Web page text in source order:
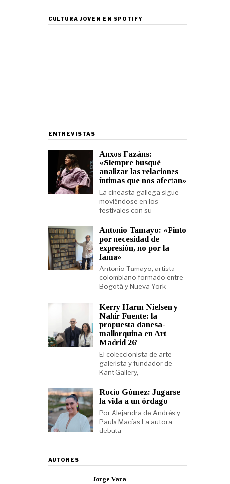
CULTURA JOVEN EN SPOTIFY
ENTREVISTAS
Anxos Fazáns:
«Siempre busqué
analizar las relaciones
íntimas que nos afectan»
La cineasta gallega sigue
moviéndose en los
festivales con su
Antonio Tamayo: «Pinto
por necesidad de
expresión, no por la
fama»
Antonio Tamayo, artista
colombiano formado entre
Bogotá y Nueva York
Kerry Harm Nielsen y
Nahir Fuente: la
propuesta danesa-
mallorquina en Art
Madrid 26′
El coleccionista de arte,
galerista y fundador de
Kant Gallery,
Rocío Gómez: Jugarse
la vida a un órdago
Por Alejandra de Andrés y
Paula Macías La autora
debuta
AUTORES
Jorge Vara